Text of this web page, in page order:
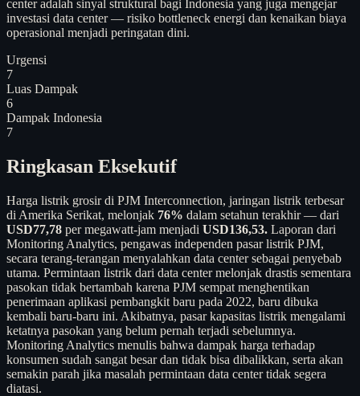
center adalah sinyal struktural bagi Indonesia yang juga mengejar
investasi data center — risiko bottleneck energi dan kenaikan biaya
operasional menjadi peringatan dini.
Urgensi
7
Luas Dampak
6
Dampak Indonesia
7
Ringkasan Eksekutif
Harga listrik grosir di PJM Interconnection, jaringan listrik terbesar
di Amerika Serikat, melonjak 76% dalam setahun terakhir — dari
USD77,78 per megawatt-jam menjadi USD136,53. Laporan dari
Monitoring Analytics, pengawas independen pasar listrik PJM,
secara terang-terangan menyalahkan data center sebagai penyebab
utama. Permintaan listrik dari data center melonjak drastis sementara
pasokan tidak bertambah karena PJM sempat menghentikan
penerimaan aplikasi pembangkit baru pada 2022, baru dibuka
kembali baru-baru ini. Akibatnya, pasar kapasitas listrik mengalami
ketatnya pasokan yang belum pernah terjadi sebelumnya.
Monitoring Analytics menulis bahwa dampak harga terhadap
konsumen sudah sangat besar dan tidak bisa dibalikkan, serta akan
semakin parah jika masalah permintaan data center tidak segera
diatasi.